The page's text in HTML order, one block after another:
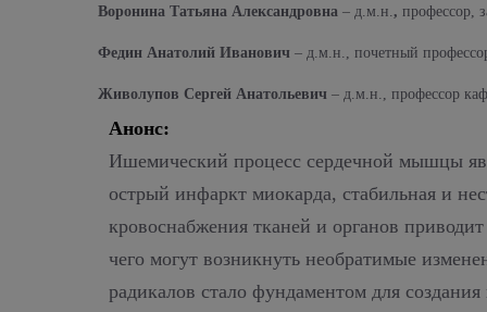
Воронина Татьяна Александровна – д.м.н., профессор,
Федин Анатолий Иванович – д.м.н., почетный
Живолупов Сергей Анатольевич – д.м.н., профессор
Анонс:
Ишемический процесс сердечной мышцы
острый инфаркт миокарда, стабильная и
кровоснабжения тканей и органов
чего могут возникнуть необратимые
радикалов стало фундаментом для